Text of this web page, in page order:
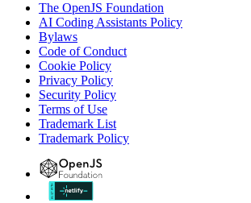
The OpenJS Foundation
AI Coding Assistants Policy
Bylaws
Code of Conduct
Cookie Policy
Privacy Policy
Security Policy
Terms of Use
Trademark List
Trademark Policy